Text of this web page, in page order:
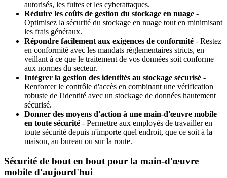
autorisés, les fuites et les cyberattaques.
Réduire les coûts de gestion du stockage en nuage -
Optimisez la sécurité du stockage en nuage tout en minimisant
les frais généraux.
Répondre facilement aux exigences de conformité - Restez
en conformité avec les mandats réglementaires stricts, en
veillant à ce que le traitement de vos données soit conforme
aux normes du secteur.
Intégrer la gestion des identités au stockage sécurisé -
Renforcer le contrôle d'accès en combinant une vérification
robuste de l'identité avec un stockage de données hautement
sécurisé.
Donner des moyens d'action à une main-d'œuvre mobile
en toute sécurité - Permettre aux employés de travailler en
toute sécurité depuis n'importe quel endroit, que ce soit à la
maison, au bureau ou sur la route.
Sécurité de bout en bout pour la main-d'œuvre
mobile d'aujourd'hui